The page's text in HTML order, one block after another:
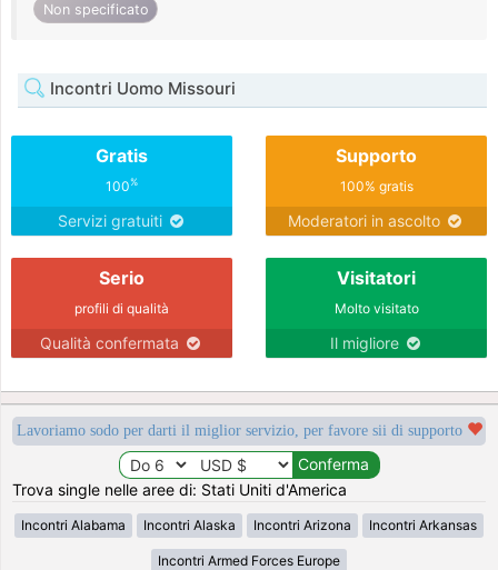
Non specificato
Incontri Uomo Missouri
Gratis
100%
Servizi gratuiti
Supporto
100% gratis
Moderatori in ascolto
Serio
profili di qualità
Qualità confermata
Visitatori
Molto visitato
Il migliore
Lavoriamo sodo per darti il miglior servizio, per favore sii di supporto
Trova single nelle aree di: Stati Uniti d'America
Incontri Alabama Incontri Alaska Incontri Arizona Incontri Arkansas
Incontri Armed Forces Europe